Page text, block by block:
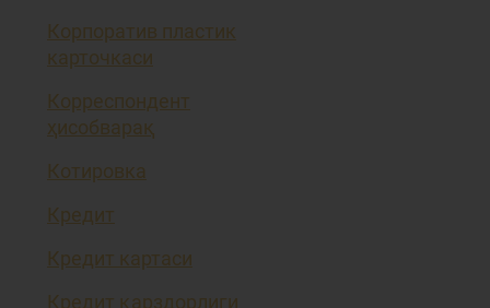
Корпоратив пластик
карточкаси
Корреспондент
ҳисобварақ
Котировка
Кредит
Кредит картаси
Кредит қарздорлиги